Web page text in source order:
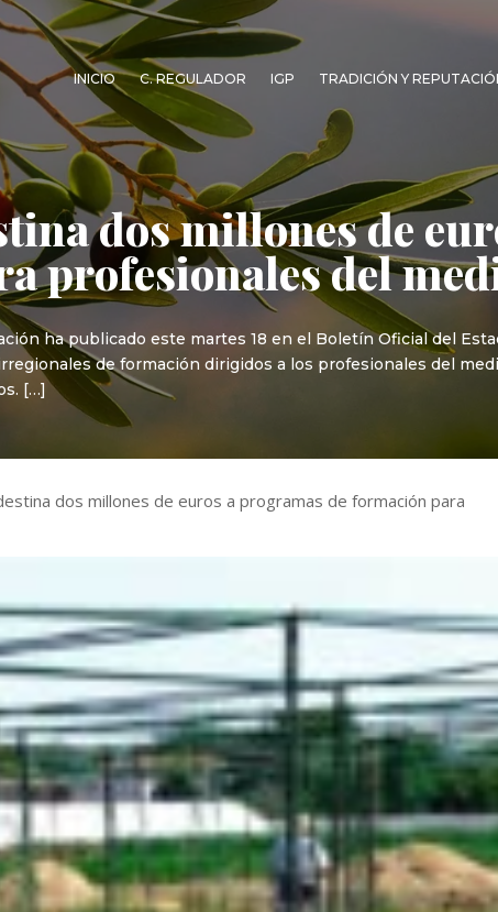
INICIO C. REGULADOR IGP TRADICIÓN Y
dos millones de
profesionales del
ha publicado este martes 18 en el Boletín Oficial del
de formación dirigidos a los profesionales del
[…]
dos millones de euros a programas de formación para